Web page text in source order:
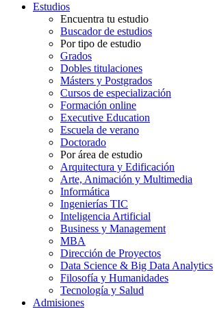
Estudios
Encuentra tu estudio
Buscador de estudios
Por tipo de estudio
Grados
Dobles titulaciones
Másters y Postgrados
Cursos de especialización
Formación online
Executive Education
Escuela de verano
Doctorado
Por área de estudio
Arquitectura y Edificación
Arte, Animación y Multimedia
Informática
Ingenierías TIC
Inteligencia Artificial
Business y Management
MBA
Dirección de Proyectos
Data Science & Big Data Analytics
Filosofía y Humanidades
Tecnología y Salud
Admisiones